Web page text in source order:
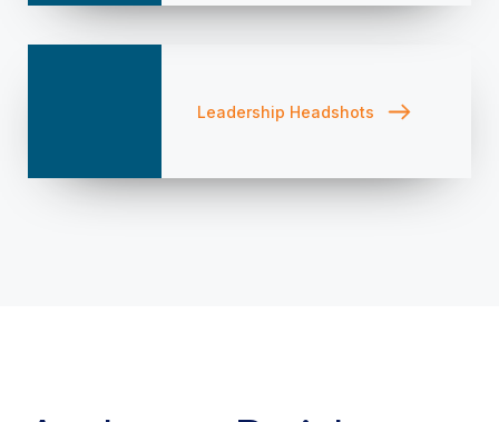
Leadership Headshots